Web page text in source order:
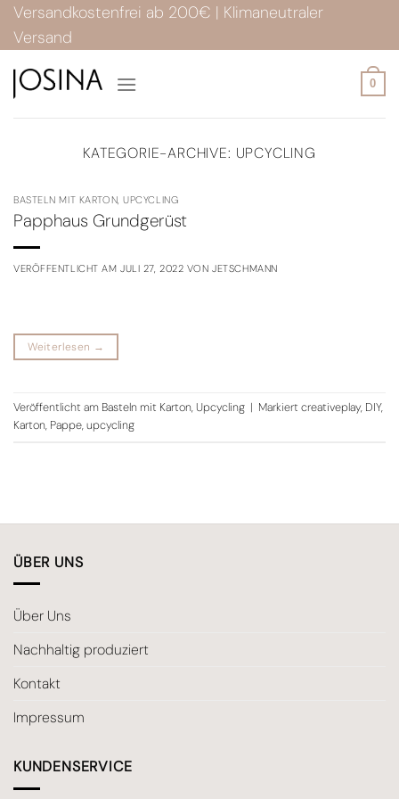
Zum
Inhalt
springen
Versandkostenfrei ab 200€ | Klimaneutraler
Versand
0
KATEGORIE-ARCHIVE: UPCYCLING
BASTELN MIT KARTON,UPCYCLING
Papphaus Grundgerüst
VERÖFFENTLICHT AMJULI 27, 2022 VONJETSCHMANN
Weiterlesen →
Veröffentlicht am Basteln mit Karton,Upcycling | Markiert creativeplay, DIY,
Karton, Pappe,upcycling
ÜBER UNS
Über Uns
Nachhaltig produziert
Kontakt
Impressum
KUNDENSERVICE